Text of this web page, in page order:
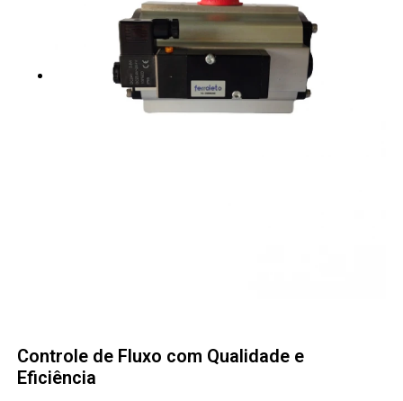
Controle de Fluxo com Qualidade e
Eficiência